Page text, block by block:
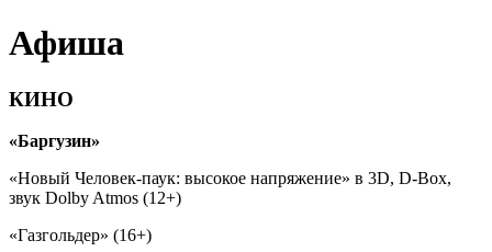
Афиша
КИНО
«Баргузин»
«Новый Человек-паук: высокое напряжение» в 3D, D-Box,
звук Dolby Atmos (12+)
«Газгольдер» (16+)